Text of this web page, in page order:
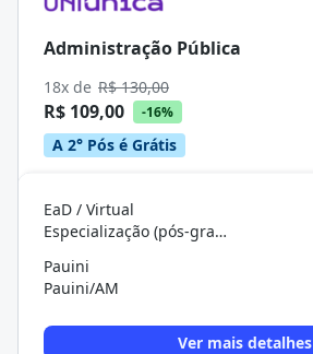
Administração Pública
18x de R$ 130,00
R$ 109,00 -16%
A 2° Pós é Grátis
EaD / Virtual
Especialização (pós-graduação)
Pauini
Pauini/AM
Ver mais detalhes